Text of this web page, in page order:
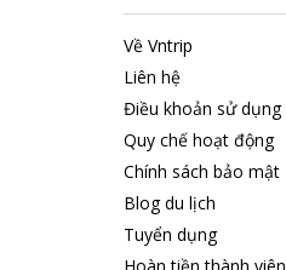
Về Vntrip
Liên hệ
Điều khoản sử dụng
Quy chế hoạt động
Chính sách bảo mật
Blog du lịch
Tuyển dụng